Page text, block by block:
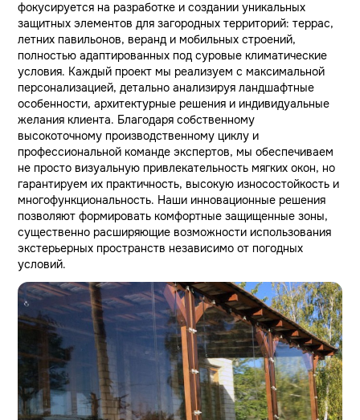
фокусируется на разработке и создании уникальных
защитных элементов для загородных территорий: террас,
летних павильонов, веранд и мобильных строений,
полностью адаптированных под суровые климатические
условия. Каждый проект мы реализуем с максимальной
персонализацией, детально анализируя ландшафтные
особенности, архитектурные решения и индивидуальные
желания клиента. Благодаря собственному
высокоточному производственному циклу и
профессиональной команде экспертов, мы обеспечиваем
не просто визуальную привлекательность мягких окон, но
гарантируем их практичность, высокую износостойкость и
многофункциональность. Наши инновационные решения
позволяют формировать комфортные защищенные зоны,
существенно расширяющие возможности использования
экстерьерных пространств независимо от погодных
условий.